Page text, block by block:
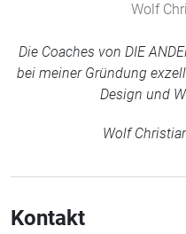
Wolf
Die Coaches von DIE
bei meiner Gründung
Design und
Wolf
Kontakt